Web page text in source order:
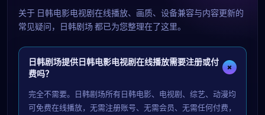
关于 日韩电影电视剧在线播放、画质、设备兼容与内容更新的
常见疑问，
日韩剧场 都已为您整理在了这里。
日韩剧场提供日韩电影电视剧在线播放需要注册或付
费吗？
+
完全不需要。日韩剧场所有日韩电影、电视剧、综艺、动漫均
可免费在线播放，无需注册账号、无需会员、无需任何付费，